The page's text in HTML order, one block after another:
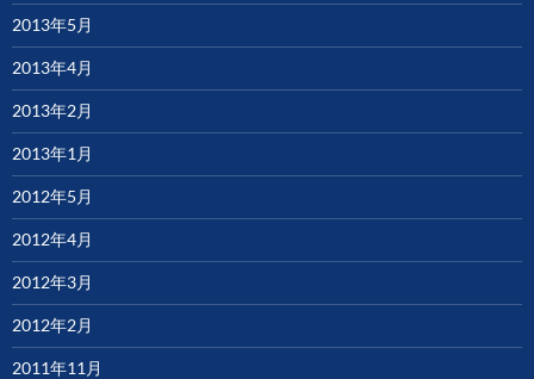
2013年5月
2013年4月
2013年2月
2013年1月
2012年5月
2012年4月
2012年3月
2012年2月
2011年11月